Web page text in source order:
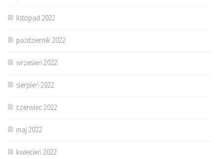
listopad 2022
październik 2022
wrzesień 2022
sierpień 2022
czerwiec 2022
maj 2022
kwiecień 2022